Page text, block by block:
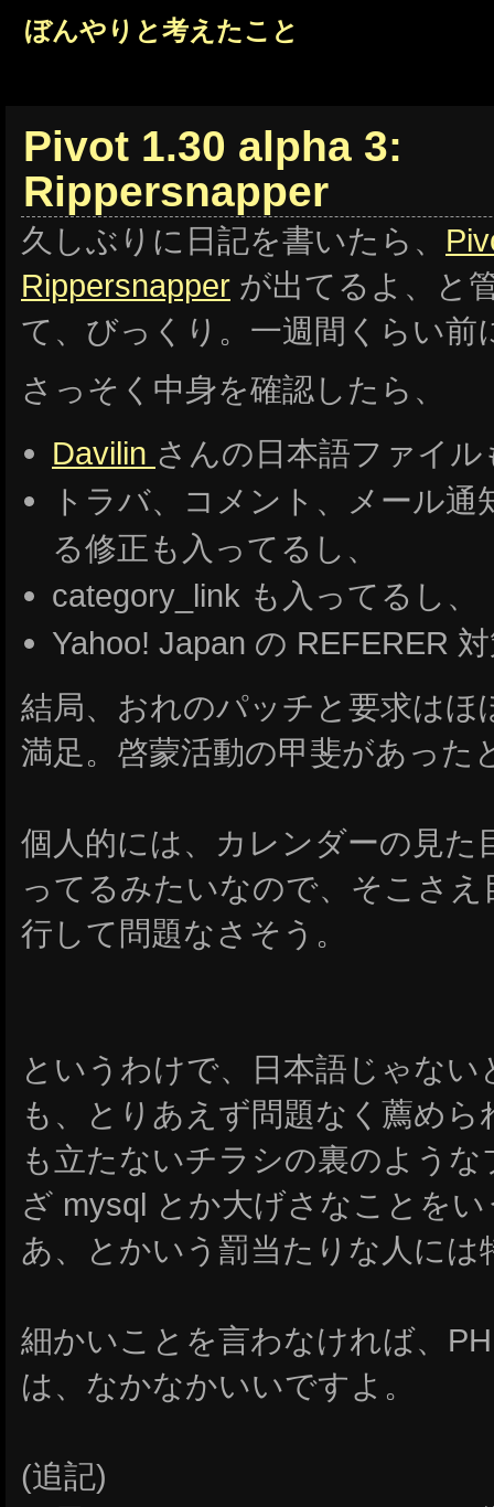
ぼんやりと考えたこと
Pivot 1.30 alpha 3:
Rippersnapper
久しぶりに日記を書いたら、
Rippersnapper が出てるよ、と
て、びっくり。一週間くらい前
さっそく中身を確認したら、
Davilin さんの日本語ファイ
トラバ、コメント、メール
る修正も入ってるし、
category_link も入ってるし、
Yahoo! Japan の REFERER
結局、おれのパッチと要求は
満足。啓蒙活動の甲斐があった
個人的には、カレンダーの見
ってるみたいなので、そこさ
行して問題なさそう。
というわけで、日本語じゃな
も、とりあえず問題なく薦め
も立たないチラシの裏のよう
ざ mysql とか大げさなことを
あ、とかいう罰当たりな人に
細かいことを言わなければ、
は、なかなかいいですよ。
(追記)